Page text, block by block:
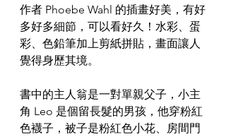
作者 Phoebe Wahl 的插畫好美，有好
多好多細節，可以看好久！水彩、蛋
彩、色鉛筆加上剪紙拼貼，畫面讓人
覺得身歷其境。
書中的主人翁是一對單親父子，小主
角 Leo 是個留長髮的男孩，他穿粉紅
色襪子，被子是粉紅色小花、房間門